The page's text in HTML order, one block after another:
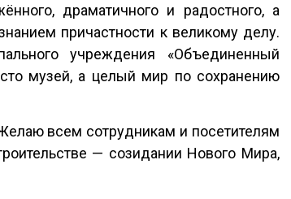
драматичного и радостного, а
причастности к великому делу.
учреждения «Объединенный
музей, а целый мир по сохранению
всем сотрудникам и посетителям
— созидании Нового Мира,